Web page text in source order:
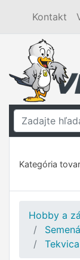
Kontakt
Kategória
Hobby a